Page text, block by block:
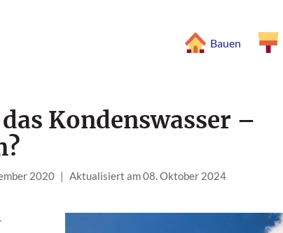
Bauen
Kondenswasser –
2020 | Aktualisiert am 08. Oktober 2024